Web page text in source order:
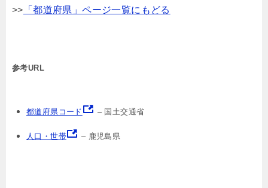
>> 「都道府県」ページ一覧にもどる
参考URL
都道府県コード – 国土交通省
人口・世帯 – 鹿児島県